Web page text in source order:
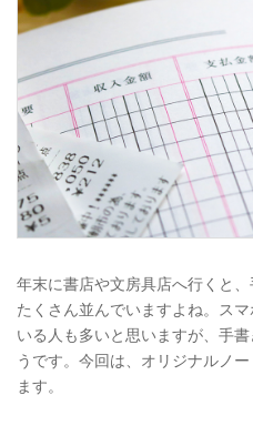
年末に書店や文房具店へ行くと
たくさん並んでいますよね。ス
いる人も多いと思いますが、手
うです。今回は、オリジナルノ
ます。